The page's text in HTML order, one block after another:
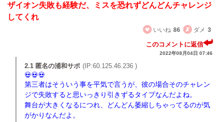
ザイオン失敗も経験だ、ミスを恐れずどんどんチャレンジ
してくれ
いいね 86 ダメ 3
このコメントに返信
2022年08月04日 07:46
2.1 匿名の浦和サポ (IP:60.125.46.236 )
第三者はそういう事を平気で言うが、彼の場合そのチャレン
ジで失敗すると思いっきり引きずるタイプなんだよね。
舞台が大きくなるにつれ、どんどん萎縮しちゃってるのが気
がかりなんだよ。